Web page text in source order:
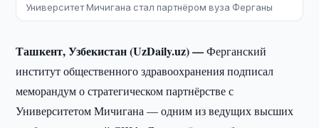
Университет Мичигана стал партнёром вуза Ферганы
Ташкент, Узбекистан (UzDaily.uz) —Ферганский
институт общественного здравоохранения подписал
меморандум о стратегическом партнёрстве с
Университетом Мичигана — одним из ведущих высших